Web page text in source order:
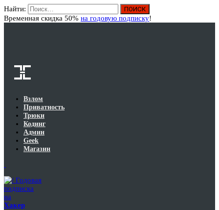
Найти:
Временная скидка 50% на годовую подписку!
Взлом
Приватность
Трюки
Кодинг
Админ
Geek
Магазин
Годовая
подписка
на
Хакер